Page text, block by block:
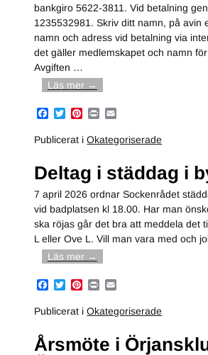
bankgiro 5622-3811. Vid betalning
1235532981. Skriv ditt namn, på avin
namn och adress vid betalning via
det gäller medlemskapet och namn
Avgiften …
Läs mer →
F
c
e
o
o
k
T
i
t
e
r
P
n
t
r
e
s
P
i
n
a
i
Publicerat i Okategoriserade
Deltag i städdag i
7 april 2026 ordnar Sockenrådet
vid badplatsen kl 18.00. Har man
ska röjas går det bra att meddela det
L eller Ove L. Vill man vara med och
Läs mer →
F
c
e
o
T
i
t
e
P
n
t
r
P
i
n
a
i
Publicerat i Okategoriserade
Årsmöte i